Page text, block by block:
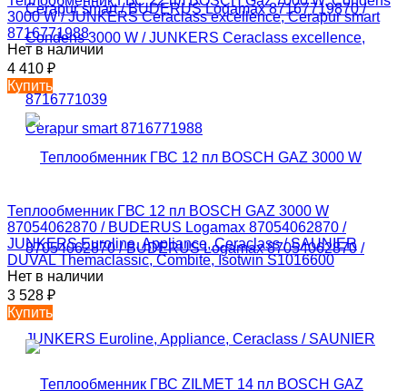
3000 W / JUNKERS Ceraclass excellence, Cerapur smart
8716771988
Нет в наличии
4 410 ₽
Купить
Теплообменник ГВС 12 пл BOSCH GAZ 3000 W
87054062870 / BUDERUS Logamax 87054062870 /
JUNKERS Euroline, Appliance, Ceraclass / SAUNIER
DUVAL Themaclassic, Combite, Isotwin S1016600
Нет в наличии
3 528 ₽
Купить